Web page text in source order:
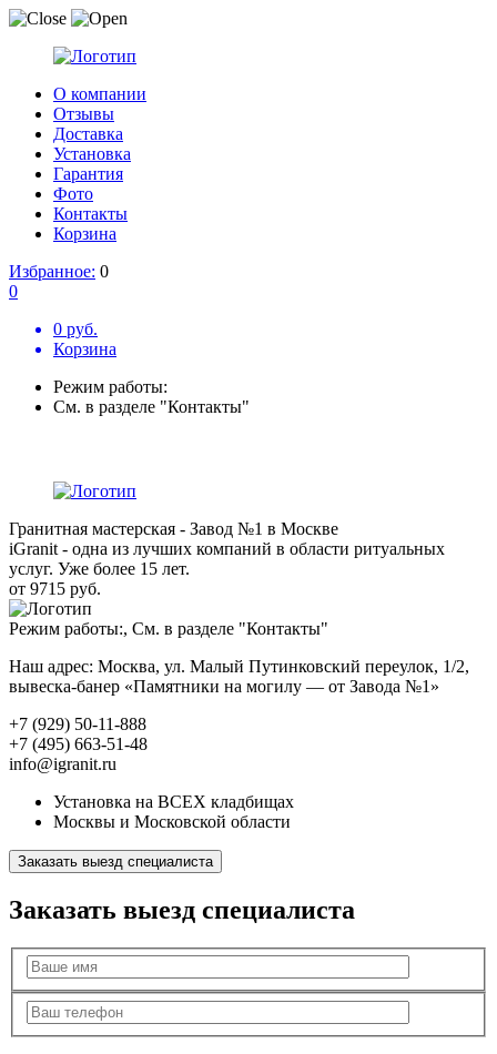
О компании
Отзывы
Доставка
Установка
Гарантия
Фото
Контакты
Корзина
Избранное: 0
0
0 руб.
Корзина
Режим работы:
См. в разделе "Контакты"
Гранитная мастерская - Завод №1 в Москве
iGranit - одна из лучших компаний в области ритуальных
услуг. Уже более 15 лет.
от 9715 руб.
Режим работы:, См. в разделе "Контакты"
Наш адрес: Москва, ул. Малый Путинковский переулок, 1/2,
вывеска-банер «Памятники на могилу — от Завода №1»
+7 (929) 50-11-888
+7 (495) 663-51-48
info@igranit.ru
Установка на ВСЕХ кладбищах
Москвы и Московской области
Заказать выезд специалиста
Заказать выезд специалиста